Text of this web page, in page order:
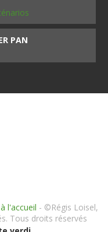
PAN
l'accueil - ©Régis Loisel,
Tous droits réservés